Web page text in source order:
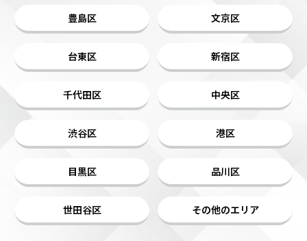
豊島区 文京区
台東区 新宿区
千代田区 中央区
渋谷区 港区
目黒区 品川区
世田谷区 その他のエリア